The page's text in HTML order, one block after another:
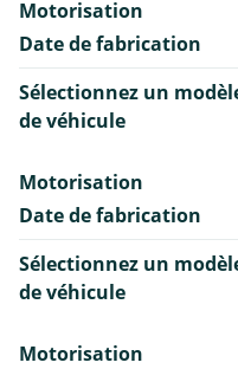
Motorisation
Date de fabrication
Sélectionnez un
de véhicule
Motorisation
Date de fabrication
Sélectionnez un
de véhicule
Motorisation